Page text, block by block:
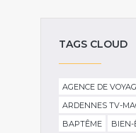
TAGS CLOUD
AGENCE DE
ARDENNES TV-
BAPTÊME
BIEN-